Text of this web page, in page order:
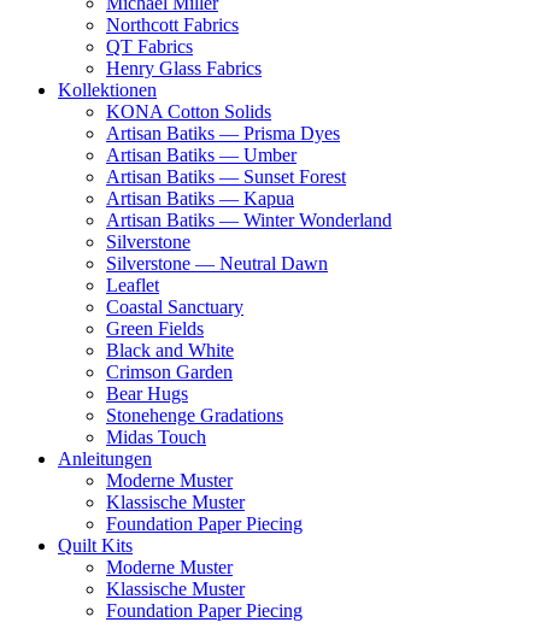
Northcott Fabrics
QT Fabrics
Henry Glass Fabrics
Kollektionen
KONA Cotton Solids
Artisan Batiks — Prisma Dyes
Artisan Batiks — Umber
Artisan Batiks — Sunset Forest
Artisan Batiks — Kapua
Artisan Batiks — Winter Wonderland
Silverstone
Silverstone — Neutral Dawn
Leaflet
Coastal Sanctuary
Green Fields
Black and White
Crimson Garden
Bear Hugs
Stonehenge Gradations
Midas Touch
Anleitungen
Moderne Muster
Klassische Muster
Foundation Paper Piecing
Quilt Kits
Moderne Muster
Klassische Muster
Foundation Paper Piecing